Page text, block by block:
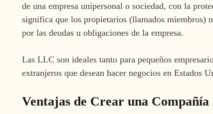
de una empresa unipersonal o sociedad, con la
significa que los propietarios (llamados miembros)
por las deudas u obligaciones de la empresa.
Las LLC son ideales tanto para pequeños
extranjeros que desean hacer negocios en Estados
Ventajas de Crear una